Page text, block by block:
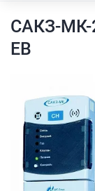
САКЗ-МК-
ЕВ